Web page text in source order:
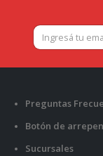
Preguntas
Botón de
Sucursales